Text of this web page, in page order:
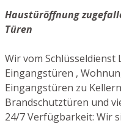
Haustüröffnung
Türen
Wir vom
Eingangstüren ,
Eingangstüren zu
Brandschutztüren und
24/7 Verfügbarkeit: Wir